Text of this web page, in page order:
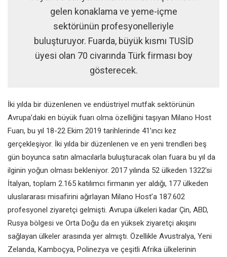
gelen konaklama ve yeme-içme
sektörünün profesyonelleriyle
buluşturuyor. Fuarda, büyük kısmı TUSİD
üyesi olan 70 civarında Türk firması boy
gösterecek.
İki yılda bir düzenlenen ve endüstriyel mutfak sektörünün
Avrupa’daki en büyük fuarı olma özelliğini taşıyan Milano Host
Fuarı, bu yıl 18-22 Ekim 2019 tarihlerinde 41’ıncı kez
gerçekleşiyor. İki yılda bir düzenlenen ve en yeni trendleri beş
gün boyunca satın almacılarla buluşturacak olan fuara bu yıl da
ilginin yoğun olması bekleniyor. 2017 yılında 52 ülkeden 1322’si
İtalyan, toplam 2.165 katılımcı firmanın yer aldığı, 177 ülkeden
uluslararası misafirini ağırlayan Milano Host’a 187.602
profesyonel ziyaretçi gelmişti. Avrupa ülkeleri kadar Çin, ABD,
Rusya bölgesi ve Orta Doğu da en yüksek ziyaretçi akışını
sağlayan ülkeler arasında yer almıştı. Özellikle Avustralya, Yeni
Zelanda, Kamboçya, Polinezya ve çeşitli Afrika ülkelerinin